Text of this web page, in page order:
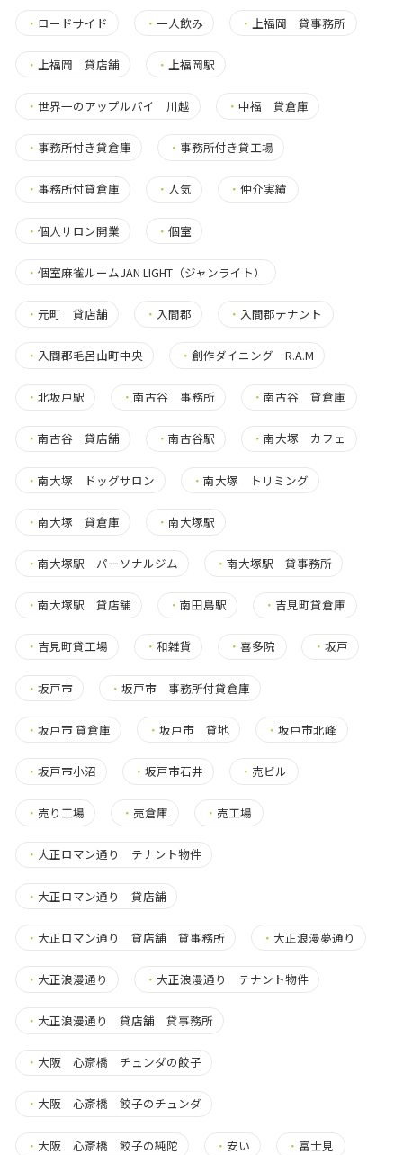
・ ロードサイド ・一人飲み ・ 上福岡 貸事務所
・ 上福岡 貸店舗 ・ 上福岡駅
・ 世界一のアップルパイ 川越 ・中福 貸倉庫
・ 事務所付き貸倉庫 ・ 事務所付き貸工場
・ 事務所付貸倉庫 ・ 人気 ・仲介実績
・ 個人サロン開業 ・個室
・ 個室麻雀ルームJAN LIGHT（ジャンライト）
・ 元町 貸店舗 ・ 入間郡 ・ 入間郡テナント
・ 入間郡毛呂山町中央 ・創作ダイニング R.A.M
・ 北坂戸駅 ・南古谷 事務所 ・南古谷 貸倉庫
・ 南古谷 貸店舗 ・南古谷駅 ・南大塚 カフェ
・ 南大塚 ドッグサロン ・南大塚 トリミング
・ 南大塚 貸倉庫 ・南大塚駅
・ 南大塚駅 パーソナルジム ・南大塚駅 貸事務所
・ 南大塚駅 貸店舗 ・南田島駅 ・ 吉見町貸倉庫
・ 吉見町貸工場 ・和雑貨 ・喜多院 ・ 坂戸
・ 坂戸市 ・坂戸市 事務所付貸倉庫
・ 坂戸市 貸倉庫 ・坂戸市 貸地 ・坂戸市北峰
・ 坂戸市小沼 ・坂戸市石井 ・ 売ビル
・ 売り工場 ・ 売倉庫 ・ 売工場
・ 大正ロマン通り テナント物件
・ 大正ロマン通り 貸店舗
・ 大正ロマン通り 貸店舗 貸事務所 ・ 大正浪漫夢通り
・ 大正浪漫通り ・ 大正浪漫通り テナント物件
・ 大正浪漫通り 貸店舗 貸事務所
・ 大阪 心斎橋 チュンダの餃子
・ 大阪 心斎橋 餃子のチュンダ
・ 大阪 心斎橋 餃子の純陀 ・安い ・ 富士見